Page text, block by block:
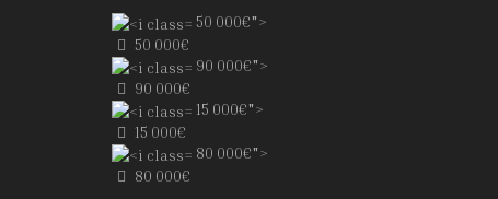
50 000€">
50 000€
90 000€">
90 000€
15 000€">
15 000€
80 000€">
80 000€